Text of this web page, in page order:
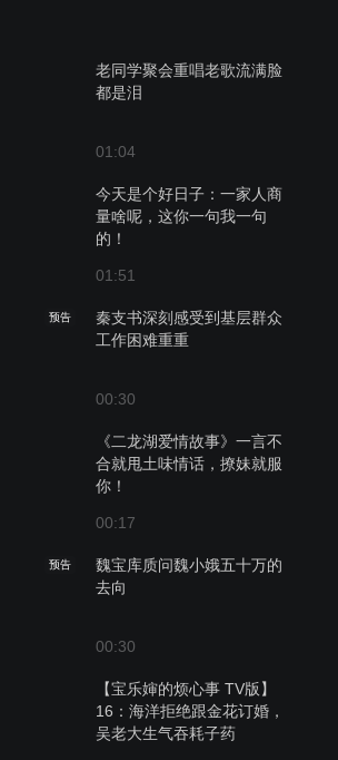
老同学聚会重唱老歌流满脸
都是泪
01:04
今天是个好日子：一家人商
量啥呢，这你一句我一句
的！
01:51
预告
秦支书深刻感受到基层群众
工作困难重重
00:30
《二龙湖爱情故事》一言不
合就甩土味情话，撩妹就服
你！
00:17
预告
魏宝库质问魏小娥五十万的
去向
00:30
【宝乐婶的烦心事 TV版】
16：海洋拒绝跟金花订婚，
吴老大生气吞耗子药